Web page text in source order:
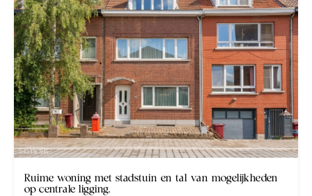
Ruime woning met stadstuin en tal van mogelijkheden
op centrale ligging.